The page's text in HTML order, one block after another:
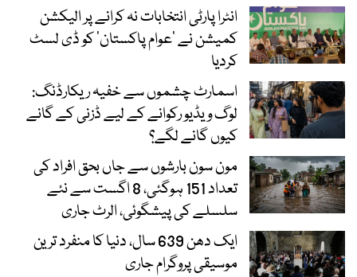
انٹرا پارٹی انتخابات نہ کرانے پر الیکشن
کمیشن نے ’عوام پاکستان‘ کو ڈی لسٹ
کردیا
اسمارٹ چشموں سے خفیہ ریکارڈنگ:
لوگ ویڈیو رکوانے کے لیے ڈزنی کے گانے
کیوں گانے لگے؟
مون سون بارشوں سے جاں بحق افراد کی
تعداد 151 ہوگئی، 8 اگست سے نئے
سلسلے کی پیشگوئی، الرٹ جاری
ایک دھن 639 سال، دنیا کا منفرد ترین
موسیقی پروگرام جاری